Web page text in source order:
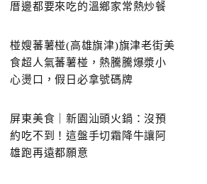
厝邊都要來吃的溫鄉家常熱炒餐
椪嫂蕃薯椪(高雄旗津)旗津老街美
食超人氣蕃薯椪，熱騰騰爆漿小
心燙口，假日必拿號碼牌
屏東美食｜新園汕頭火鍋：沒預
約吃不到！這盤手切霜降牛讓阿
雄跑再遠都願意